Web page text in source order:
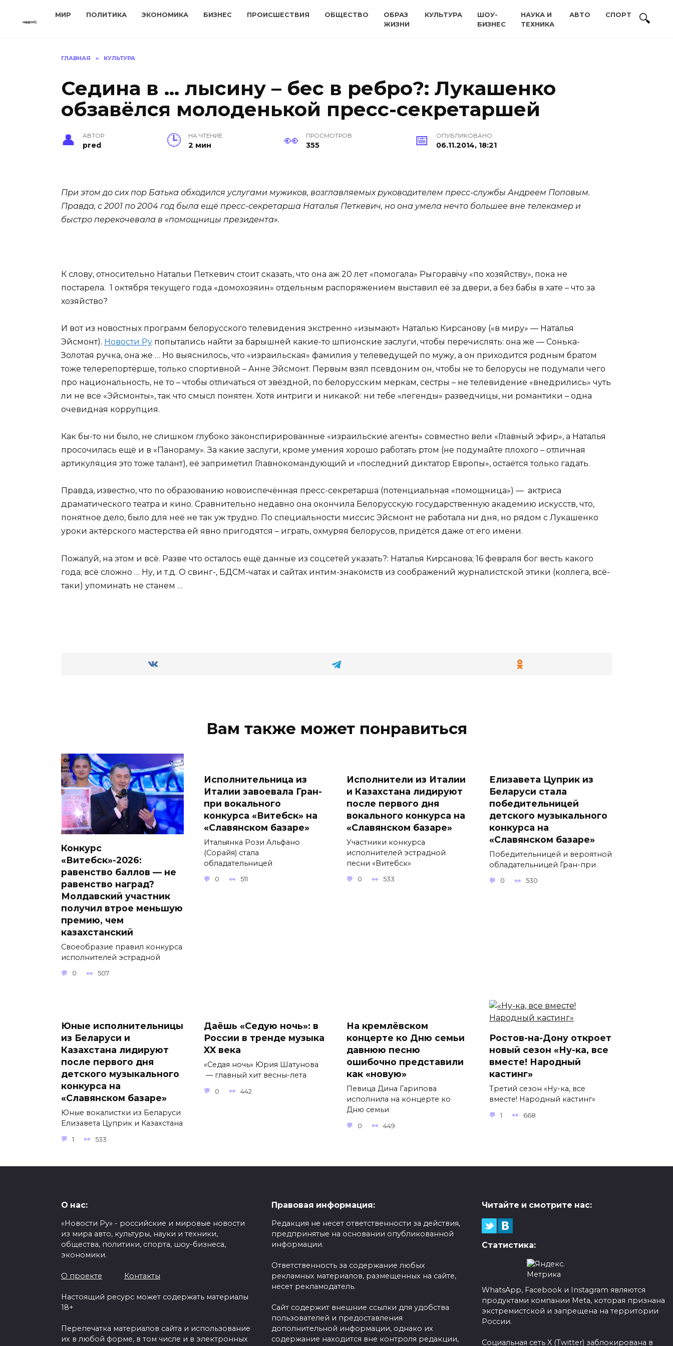
МИР ПОЛИТИКА ЭКОНОМИКА БИЗНЕС ПРОИСШЕСТВИЯ ОБЩЕСТВО
ОБРАЗ
ЖИЗНИ
КУЛЬТУРА
ШОУ-
БИЗНЕС
НАУКА И
ТЕХНИКА
АВТО СПОРТ
ГЛАВНАЯ » КУЛЬТУРА
Седина в … лысину – бес в ребро?: Лукашенко
обзавёлся молоденькой пресс-секретаршей
АВТОР
pred
НА ЧТЕНИЕ
2 мин
ПРОСМОТРОВ
355
ОПУБЛИКОВАНО
06.11.2014, 18:21
При этом до сих пор Батька обходился услугами мужиков, возглавляемых руководителем пресс-службы Андреем Поповым.
Правда, с 2001 по 2004 год была ещё пресс-секретарша Наталья Петкевич, но она умела нечто большее вне телекамер и
быстро перекочевала в «помощницы президента».
К слову, относительно Натальи Петкевич стоит сказать, что она аж 20 лет «помогала» Рыгоравiчу «по хозяйству», пока не
постарела. 1 октября текущего года «домохозяин» отдельным распоряжением выставил её за двери, а без бабы в хате – что за
хозяйство?
И вот из новостных программ белорусского телевидения экстренно «изымают» Наталью Кирсанову («в миру» — Наталья
Эйсмонт). Новости Ру попытались найти за барышней какие-то шпионские заслуги, чтобы перечислять: она же — Сонька-
Золотая ручка, она же … Но выяснилось, что «израильская» фамилия у телеведущей по мужу, а он приходится родным братом
тоже телерепортёрше, только спортивной – Анне Эйсмонт. Первым взял псевдоним он, чтобы не то белорусы не подумали чего
про национальность, не то – чтобы отличаться от звёздной, по белорусским меркам, сестры – не телевидение «внедрились» чуть
ли не все «Эйсмонты», так что смысл понятен. Хотя интриги и никакой: ни тебе «легенды» разведчицы, ни романтики – одна
очевидная коррупция.
Как бы-то ни было, не слишком глубоко законспирированные «израильские агенты» совместно вели «Главный эфир», а Наталья
просочилась ещё и в «Панораму». За какие заслуги, кроме умения хорошо работать ртом (не подумайте плохого – отличная
артикуляция это тоже талант), её заприметил Главнокомандующий и «последний диктатор Европы», остаётся только гадать.
Правда, известно, что по образованию новоиспечённая пресс-секретарша (потенциальная «помощница») — актриса
драматического театра и кино. Сравнительно недавно она окончила Белорусскую государственную академию искусств, что,
понятное дело, было для неё не так уж трудно. По специальности миссис Эйсмонт не работала ни дня, но рядом с Лукашенко
уроки актёрского мастерства ей явно пригодятся – играть, охмуряя белорусов, придётся даже от его имени.
Пожалуй, на этом и всё. Разве что осталось ещё данные из соцсетей указать?: Наталья Кирсанова; 16 февраля бог весть какого
года; всё сложно … Ну, и т.д. О свинг-, БДСМ-чатах и сайтах интим-знакомств из соображений журналистской этики (коллега, всё-
таки) упоминать не станем …
Вам также может понравиться
Конкурс
«Витебск»-2026:
равенство баллов — не
равенство наград?
Молдавский участник
получил втрое меньшую
премию, чем
казахстанский
Своеобразие правил конкурса
исполнителей эстрадной
0 507
Исполнительница из
Италии завоевала Гран-
при вокального
конкурса «Витебск» на
«Славянском базаре»
Итальянка Рози Альфано
(Сорайя) стала
обладательницей
0 511
Исполнители из Италии
и Казахстана лидируют
после первого дня
вокального конкурса на
«Славянском базаре»
Участники конкурса
исполнителей эстрадной
песни «Витебск»
0 533
Елизавета Цуприк из
Беларуси стала
победительницей
детского музыкального
конкурса на
«Славянском базаре»
Победительницей и вероятной
обладательницей Гран-при
0 530
Юные исполнительницы
из Беларуси и
Казахстана лидируют
после первого дня
детского музыкального
конкурса на
«Славянском базаре»
Юные вокалистки из Беларуси
Елизавета Цуприк и Казахстана
1 533
Даёшь «Седую ночь»: в
России в тренде музыка
XX века
«Седая ночь» Юрия Шатунова
— главный хит весны-лета
0 442
На кремлёвском
концерте ко Дню семьи
давнюю песню
ошибочно представили
как «новую»
Певица Дина Гарипова
исполнила на концерте ко
Дню семьи
0 449
Ростов-на-Дону откроет
новый сезон «Ну-ка, все
вместе! Народный
кастинг»
Третий сезон «Ну-ка, все
вместе! Народный кастинг»
1 668
О нас:
«Новости Ру» - российские и мировые новости
из мира авто, культуры, науки и техники,
общества, политики, спорта, шоу-бизнеса,
экономики.
О проекте Контакты
Настоящий ресурс может содержать материалы
18+
Перепечатка материалов сайта и использование
их в любой форме, в том числе и в электронных
Правовая информация:
Редакция не несет ответственности за действия,
предпринятые на основании опубликованной
информации.
Ответственность за содержание любых
рекламных материалов, размещенных на сайте,
несет рекламодатель.
Сайт содержит внешние ссылки для удобства
пользователей и предоставления
дополнительной информации, однако их
содержание находится вне контроля редакции,
Читайте и смотрите нас:
Статистика:
WhatsApp, Facebook и Instagram являются
продуктами компании Meta, которая признана
экстремистской и запрещена на территории
России.
Социальная сеть X (Twitter) заблокирована в